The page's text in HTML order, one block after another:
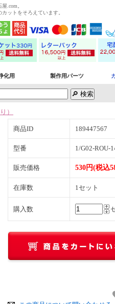
.com。
ットをそろえています。
化用 製作用パーツ
）
商品ID 189447567
型番 1/G02-ROU-
販売価格 530円(税込
在庫数 1セット
購入数